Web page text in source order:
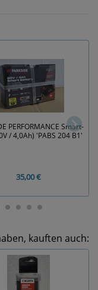
PERFORMANCE Smart-
/ 4,0Ah) 'PABS 204 B1'
35,00 €
kauften auch: